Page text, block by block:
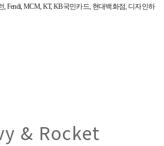
, Fendi, MCM, KT, KB국민카드, 현대백화점, 디자인하
& Rocket